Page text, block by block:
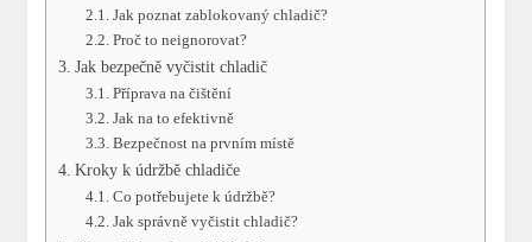
Jak poznat zablokovaný chladič?
Proč to neignorovat?
Jak bezpečně vyčistit chladič
Příprava na čištění
Jak na to efektivně
Bezpečnost na prvním místě
Kroky k údržbě chladiče
Co potřebujete k údržbě?
Jak správně vyčistit chladič?